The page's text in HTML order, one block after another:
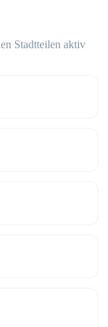
Stadtteilen aktiv